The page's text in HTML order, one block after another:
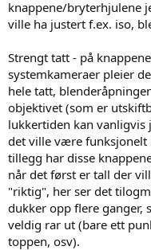
knappene/bryterhjulene
ville ha justert f.ex. iso,
Strengt tatt - på
systemkameraer pleier
hele tatt,
objektivet (som er
lukkertiden kan
det ville være funksjonelt
tillegg har disse
når det først er tall der
"riktig", her ser det
dukker opp flere ganger,
veldig rar ut (bare ett
toppen, osv).